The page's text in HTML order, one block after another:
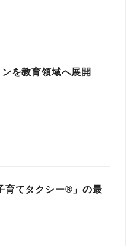
を教育領域へ展開
育てタクシー®」の最